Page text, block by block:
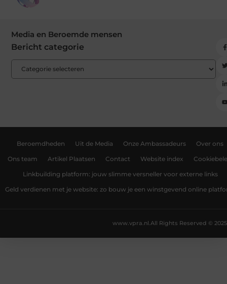
Media en Beroemde mensen
Bericht categorie
Beroemdheden Uit de Media Onze Ambassadeurs Over ons
Ons team Artikel Plaatsen Contact Website index
Linkbuilding platform: jouw slimme versneller voor externe links
Geld verdienen met je website: zo bouw je een winstgevend online
All Rights Reserved © 2025
www.vpra.nl.